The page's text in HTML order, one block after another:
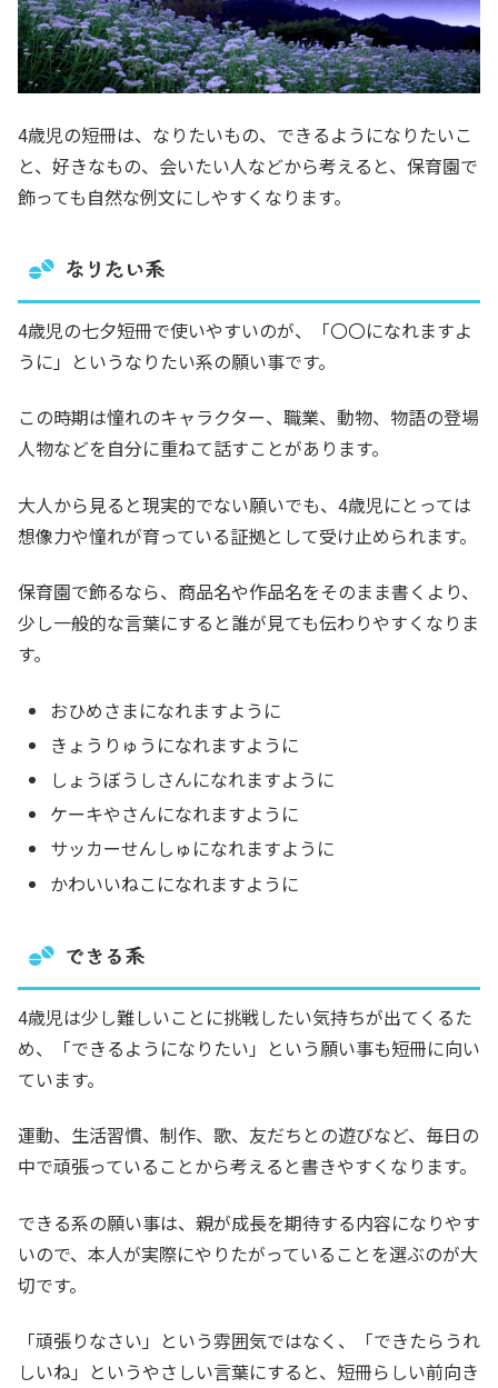
4歳児の短冊は、なりたいもの、できるようになりたいこ
と、好きなもの、会いたい人などから考えると、保育園で
飾っても自然な例文にしやすくなります。
なりたい系
4歳児の七夕短冊で使いやすいのが、「〇〇になれますよ
うに」というなりたい系の願い事です。
この時期は憧れのキャラクター、職業、動物、物語の登場
人物などを自分に重ねて話すことがあります。
大人から見ると現実的でない願いでも、4歳児にとっては
想像力や憧れが育っている証拠として受け止められます。
保育園で飾るなら、商品名や作品名をそのまま書くより、
少し一般的な言葉にすると誰が見ても伝わりやすくなりま
す。
おひめさまになれますように
きょうりゅうになれますように
しょうぼうしさんになれますように
ケーキやさんになれますように
サッカーせんしゅになれますように
かわいいねこになれますように
できる系
4歳児は少し難しいことに挑戦したい気持ちが出てくるた
め、「できるようになりたい」という願い事も短冊に向い
ています。
運動、生活習慣、制作、歌、友だちとの遊びなど、毎日の
中で頑張っていることから考えると書きやすくなります。
できる系の願い事は、親が成長を期待する内容になりやす
いので、本人が実際にやりたがっていることを選ぶのが大
切です。
「頑張りなさい」という雰囲気ではなく、「できたらうれ
しいね」というやさしい言葉にすると、短冊らしい前向き